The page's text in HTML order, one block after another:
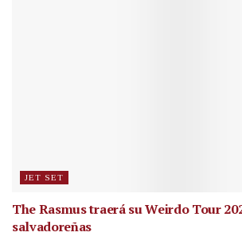
JET SET
The Rasmus traerá su Weirdo Tour
salvadoreñas